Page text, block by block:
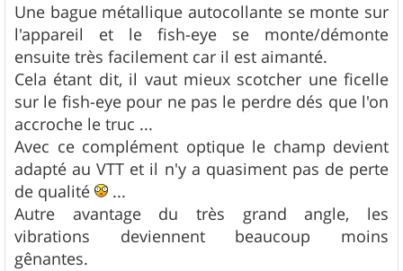
Une bague métallique autocollante se monte sur
l'appareil et le fish-eye se monte/démonte
ensuite très facilement car il est aimanté.
Cela étant dit, il vaut mieux scotcher une ficelle
sur le fish-eye pour ne pas le perdre dés que l'on
accroche le truc ...
Avec ce complément optique le champ devient
adapté au VTT et il n'y a quasiment pas de perte
de qualité
...
Autre avantage du très grand angle, les
vibrations deviennent beaucoup moins
gênantes.